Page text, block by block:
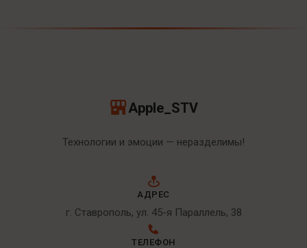
Apple_STV
Технологии и эмоции — неразделимы!
АДРЕС
г. Ставрополь, ул. 45-я Параллель, 38
ТЕЛЕФОН